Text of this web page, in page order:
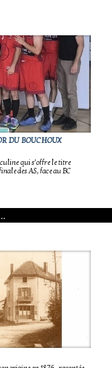
DU BOUCHOUX
qui s’offre le titre
des AS, face au BC